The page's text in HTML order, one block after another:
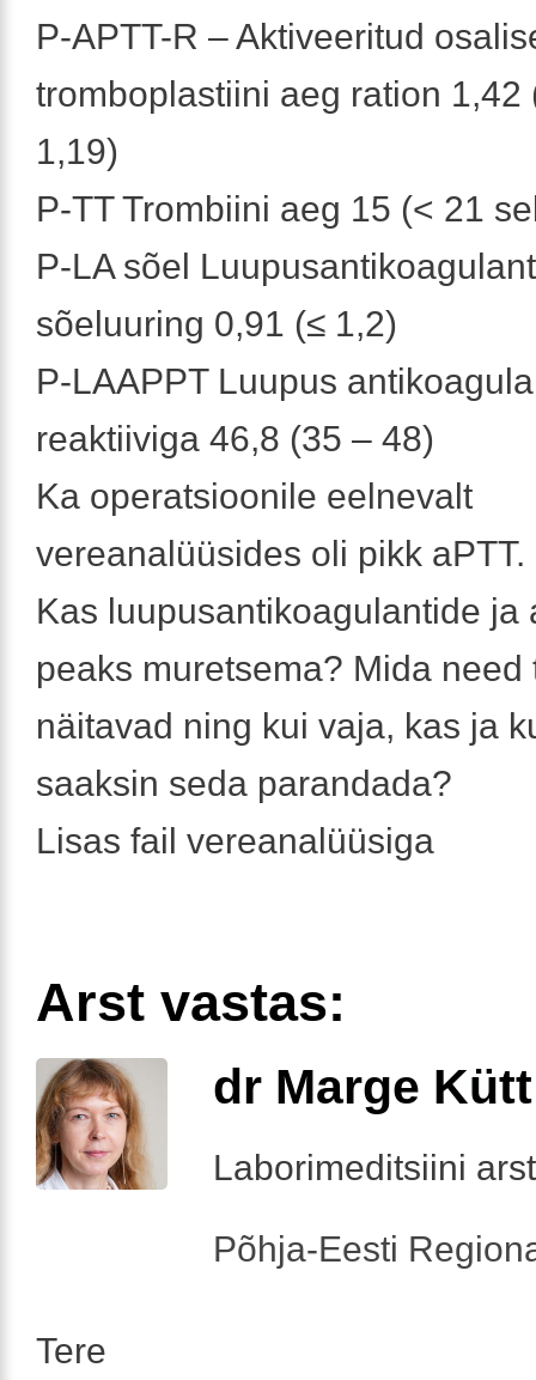
P-APTT-R – Aktiveeritud
tromboplastiini aeg ration 1,42
1,19)
P-TT Trombiini aeg 15 (< 21
P-LA sõel
sõeluuring 0,91 (≤ 1,2)
P-LAAPPT Luupus
reaktiiviga 46,8 (35 – 48)
Ka operatsioonile eelnevalt
vereanalüüsides oli pikk aPTT.
Kas luupusantikoagulantide ja
peaks muretsema? Mida need
näitavad ning kui vaja, kas ja
saaksin seda parandada?
Lisas fail vereanalüüsiga
Arst vastas:
dr Marge Kütt
Laborimeditsiini arst
Põhja-Eesti
Tere